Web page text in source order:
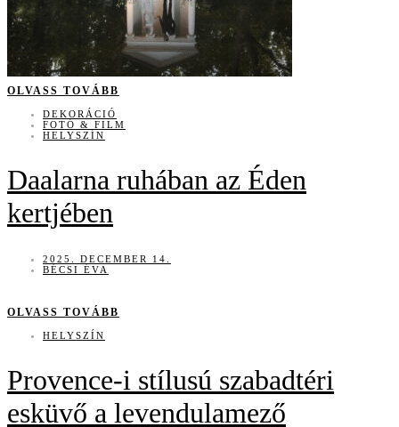
OLVASS TOVÁBB
DEKORÁCIÓ
FOTÓ & FILM
HELYSZÍN
Daalarna ruhában az Éden
kertjében
2025. DECEMBER 14.
BÉCSI ÉVA
OLVASS TOVÁBB
HELYSZÍN
Provence-i stílusú szabadtéri
esküvő a levendulamező